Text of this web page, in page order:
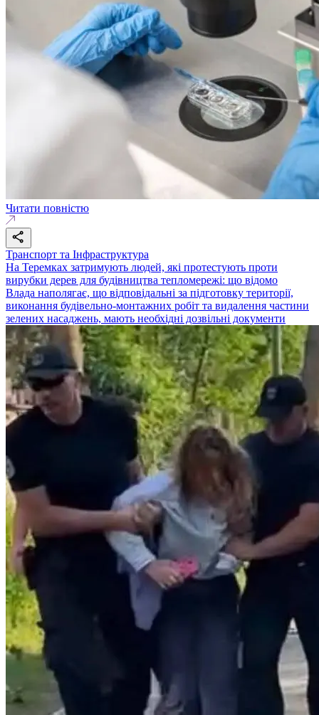
Читати повністю
Транспорт та Інфраструктура
На Теремках затримують людей, які протестують проти
вирубки дерев для будівництва тепломережі: що відомо
Влада наполягає, що відповідальні за підготовку території,
виконання будівельно-монтажних робіт та видалення частини
зелених насаджень, мають необхідні дозвільні документи